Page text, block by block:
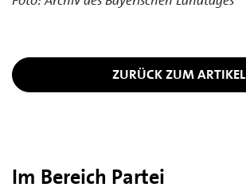
ZURÜCK ZUM ARTIKEL
Im Bereich Partei